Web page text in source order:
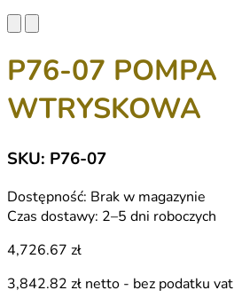
P76-07 POMPA
WTRYSKOWA
SKU: P76-07
Dostępność: Brak w magazynie
Czas dostawy: 2–5 dni roboczych
4,726.67 zł
3,842.82 zł netto - bez podatku vat